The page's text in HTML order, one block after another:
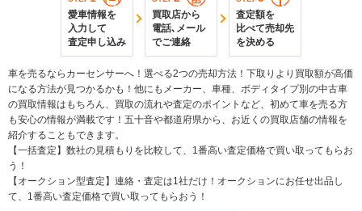
愛車情報を
入力して
査定申し込み
買取店から
電話､メール
でご連絡
査定額を
比べて売却先
を決める
車を売るならカーセンサーへ！選べる2つの売却方法！下取りより買取額が高価
になる方法が見つかるかも！他にもメーカー、車種、ボディタイプ別の中古車
の買取情報はもちろん、買取の流れや査定のポイントなど、初めて車を売る方
も安心の情報が満載です！五十音や都道府県から、お近くの買取店舗の情報を
紹介することもできます。
【一括査定】数社の見積もりを比較して、1番高い査定価格で買い取ってもらお
う！
【オークション型査定】連絡・査定は1社だけ！オークションにお任せ出品し
て、1番高い査定価格で買い取ってもらおう！